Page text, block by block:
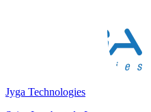
Jyga Technologies